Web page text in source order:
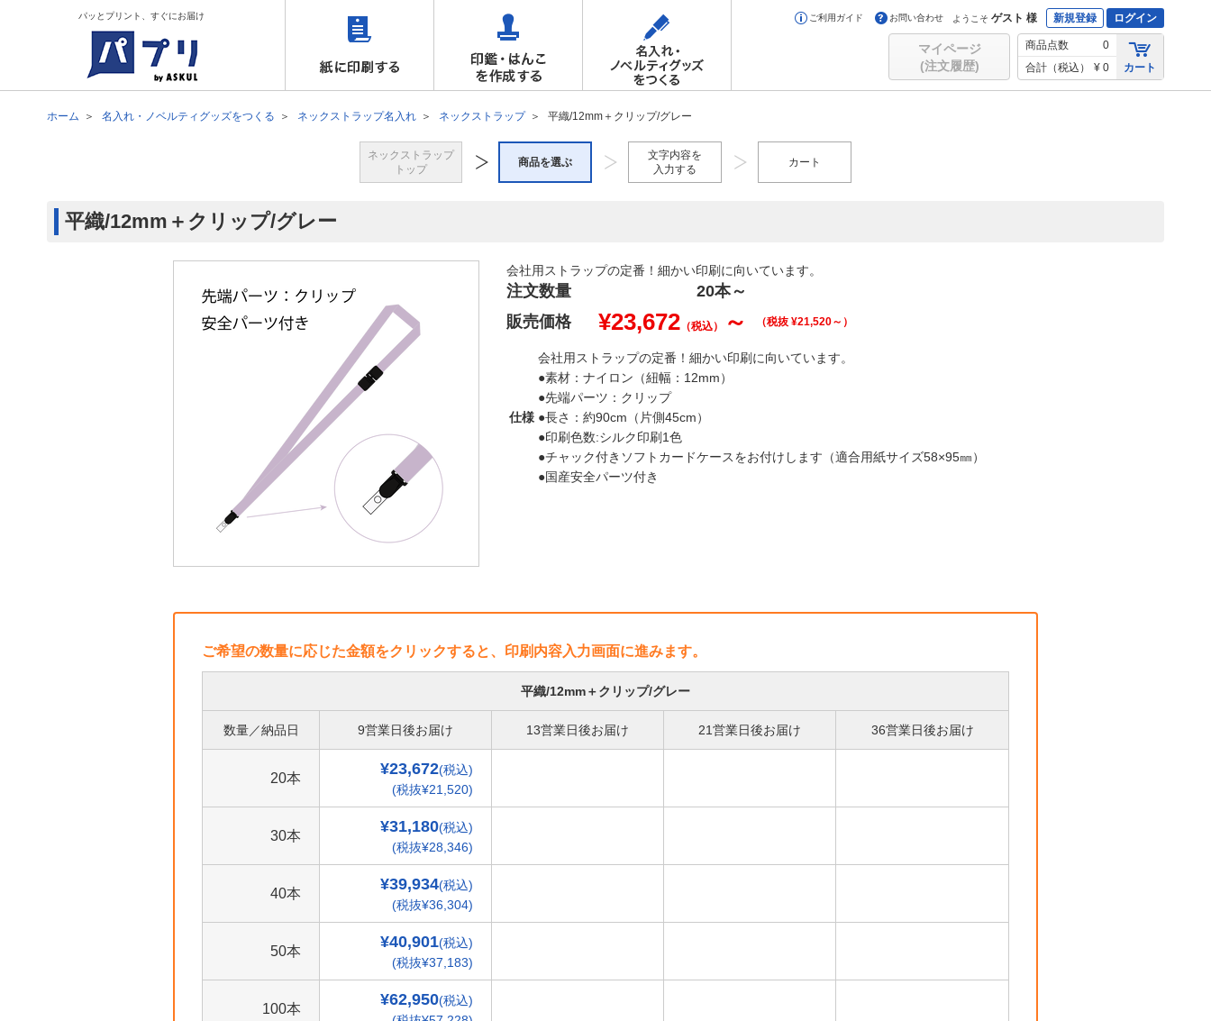
パッとプリント、すぐにお届け ご利用ガイド お問い合わせ ようこそ ゲスト 様 新規登録 ログイン
マイページ
(注文履歴)
商品点数
0
合計（税込）
¥ 0 カート
ホーム 名入れ・ノベルティグッズをつくる ネックストラップ名入れ ネックストラップ 平織/12mm＋クリップ/グレー
ネックストラップ
トップ
商品を選ぶ
文字内容を
入力する
カート
平織/12mm＋クリップ/グレー
会社用ストラップの定番！細かい印刷に向いています。
注文数量 20本～
販売価格
¥23,672 （税込） ～ （税抜 ¥21,520～）
仕様
会社用ストラップの定番！細かい印刷に向いています。
●素材：ナイロン（紐幅：12mm）
●先端パーツ：クリップ
●長さ：約90cm（片側45cm）
●印刷色数:シルク印刷1色
●チャック付きソフトカードケースをお付けします（適合用紙サイズ58×95㎜）
●国産安全パーツ付き
ご希望の数量に応じた金額をクリックすると、印刷内容入力画面に進みます。
平織/12mm＋クリップ/グレー
数量／納品日 9営業日後お届け 13営業日後お届け 21営業日後お届け 36営業日後お届け
20本
¥23,672(税込)
(税抜¥21,520)
30本
¥31,180(税込)
(税抜¥28,346)
40本
¥39,934(税込)
(税抜¥36,304)
50本
¥40,901(税込)
(税抜¥37,183)
100本
¥62,950(税込)